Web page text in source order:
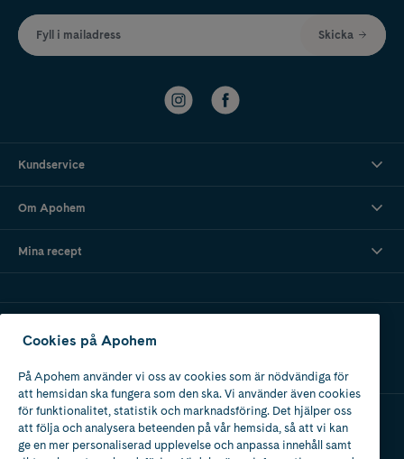
Fyll i mailadress Skicka
Kundservice
Om Apohem
Mina recept
Apotek med tillstånd
av Läkemedelsverket
Cookies på Apohem
På Apohem använder vi oss av cookies som är nödvändiga för
att hemsidan ska fungera som den ska. Vi använder även cookies
för funktionalitet, statistik och marknadsföring. Det hjälper oss
att följa och analysera beteenden på vår hemsida, så att vi kan
ge en mer personaliserad upplevelse och anpassa innehåll samt